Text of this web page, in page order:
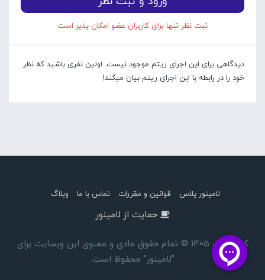
ثبت نظر تنها برای کاربران عضو امکان پذیر است
دیدگاهی برای این اجرای ریتم موجود نیست. اولین نفری باشید که نظر
خود را در رابطه با این اجرای ریتم بیان میکند!
لامینور پلاس قوانین و مقررات تماس با ما وبلاگ
حمایت از لامینور
کپی رایت 1405 © تمام حقوق مادی و معنوی این وبسایت برای
"لامینور" محفوظ است.